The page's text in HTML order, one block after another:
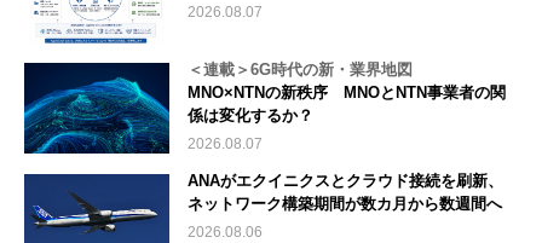
2026.08.07
＜連載＞6G時代の新・業界地図
MNO×NTNの新秩序 MNOとNTN事業者の関
係は変化するか？
2026.08.07
ANAがエクイニクスとクラウド接続を刷新、
ネットワーク構築期間が数カ月から数週間へ
2026.08.06